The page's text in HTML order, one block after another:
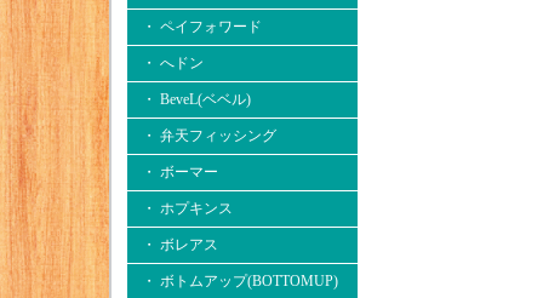
・ ペイフォワード
・ へドン
・ BeveL(ベベル)
・ 弁天フィッシング
・ ボーマー
・ ホプキンス
・ ボレアス
・ ボトムアップ(BOTTOMUP)